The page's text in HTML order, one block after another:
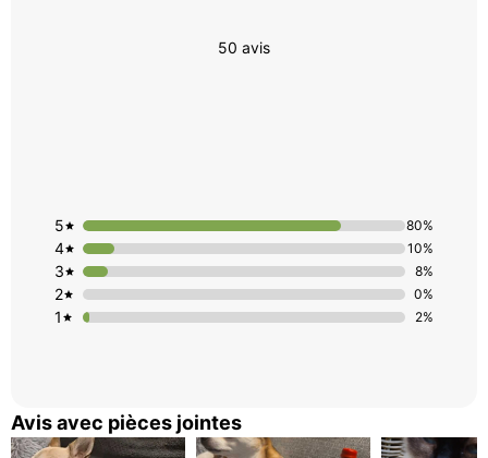
50 avis
1 2%
2 0%
3 8%
4 10%
5 80%
Avis avec pièces jointes